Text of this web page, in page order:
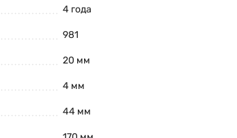
4 года
981
20 мм
4 мм
44 мм